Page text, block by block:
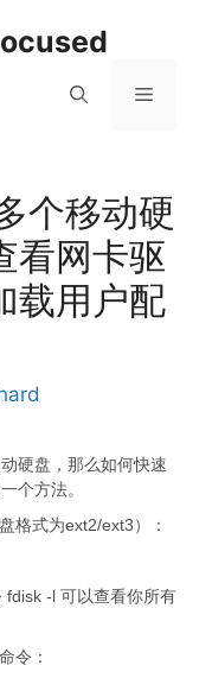
菜
个移动硬
看网卡驱
载用户配
硬盘，那么如何快速
个方法。
格式为ext2/ext3）：
-l 可以查看你所有
令：